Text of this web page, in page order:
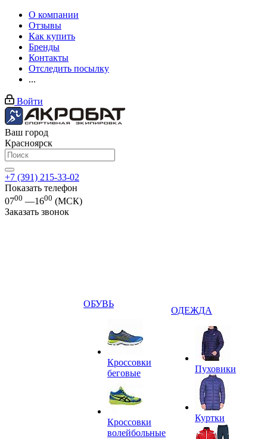
О компании
Отзывы
Как купить
Бренды
Контакты
Отследить посылку
...
Войти
Ваш город
Красноярск
+7 (391) 215-33-02
Показать телефон
0700 —1600 (МСК)
Заказать звонок
ОБУВЬ
Кроссовки
беговые
Кроссовки
волейбольные
ОДЕЖДА
Пуховики
Куртки